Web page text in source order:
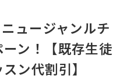
ュージャンルチ
ン！【既存生徒
ン代割引】